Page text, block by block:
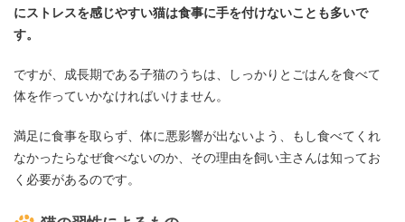
にストレスを感じやすい猫は食事に手を付けないことも多いで
す。
ですが、成長期である子猫のうちは、しっかりとごはんを食べて
体を作っていかなければいけません。
満足に食事を取らず、体に悪影響が出ないよう、もし食べてくれ
なかったらなぜ食べないのか、その理由を飼い主さんは知ってお
く必要があるのです。